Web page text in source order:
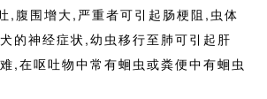
,腹围增大,严重者可引起肠梗阻,虫体
的神经症状,幼虫移行至肺可引起肝
,在呕吐物中常有蛔虫或粪便中有蛔虫